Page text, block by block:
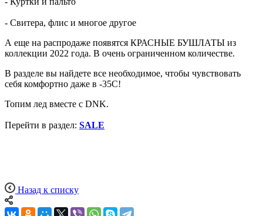
- Свитера, флис и многое другое
А еще на распродаже появятся КРАСНЫЕ БУШЛАТЫ из
коллекции 2022 года. В очень ограниченном количестве.
В разделе вы найдете все необходимое, чтобы чувствовать
себя комфортно даже в -35C!
Топим лед вместе с DNK.
Перейти в раздел: SALE
Назад к списку